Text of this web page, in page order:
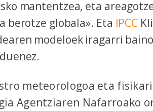
mantentzea, eta
berotze globala». Eta IPCC
modeloek iragarri
meteorologoa eta
Agentziaren Nafarroako